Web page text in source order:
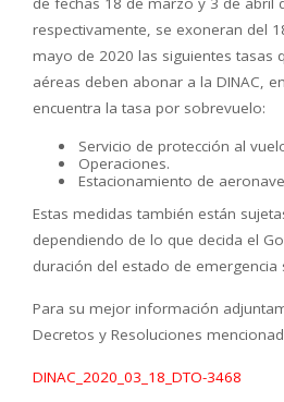
respectivamente, se exoneran del
mayo de 2020 las siguientes tasas
aéreas deben abonar a la DINAC,
encuentra la tasa por sobrevuelo:
Servicio de protección al
Operaciones.
Estacionamiento de
Estas medidas también están
dependiendo de lo que decida el
duración del estado de emergencia
Para su mejor información
Decretos y Resoluciones
DINAC_2020_03_18_DTO-3468